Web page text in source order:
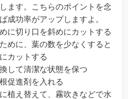
ます。こちらのポイントを念
成功率がアップしますよ。
に切り口を斜めにカットする
めに、葉の数を少なくすると
カットする
して清潔な状態を保つ
促進剤を入れる
植え替えて、霧吹きなどで水